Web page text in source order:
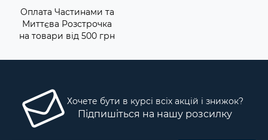
Оплата Частинами та
Миттєва Розстрочка
на товари від 500 грн
Хочете бути в курсі всіх акцій і знижок?
Підпишіться на нашу розсилку